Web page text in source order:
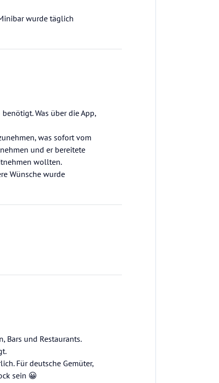
wurde täglich
Was über die App,
was sofort vom
und er bereitete
wollten.
Wünsche wurde
Bars und Restaurants.
Für deutsche Gemüter,
sein 😀